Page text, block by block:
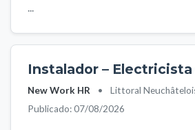
...
Instalador – Electricista
New Work HR •
Littoral
Publicado: 07/08/2026